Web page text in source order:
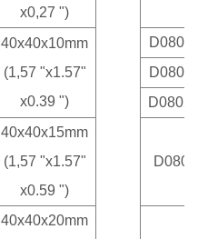
x0,27 ")
40x40x10mm
(1,57 "x1.57"
x0.39 ")
40x40x15mm
(1,57 "x1.57"
x0.59 ")
40x40x20mm